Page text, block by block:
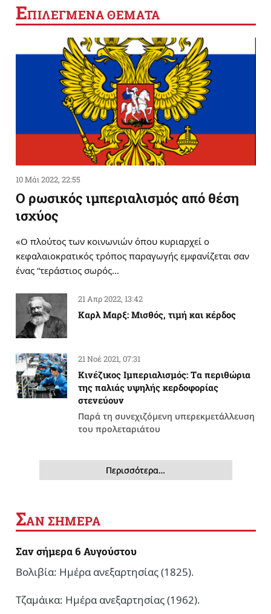
ΕΠΙΛΕΓΜΕΝΑ ΘΕΜΑΤΑ
10 Μάι 2022, 22:55
Ο ρωσικός ιμπεριαλισμός από θέση
ισχύος
«Ο πλούτος των κοινωνιών όπου κυριαρχεί ο
κεφαλαιοκρατικός τρόπος παραγωγής εμφανίζεται σαν
ένας “τεράστιος σωρός…
21 Απρ 2022, 13:42
Καρλ Μαρξ: Μισθός, τιμή και κέρδος
21 Νοέ 2021, 07:31
Κινέζικος Ιμπεριαλισμός: Tα περιθώρια
της παλιάς υψηλής κερδοφορίας
στενεύουν
Παρά τη συνεχιζόμενη υπερεκμετάλλευση
του προλεταριάτου
Περισσότερα…
ΣΑΝ ΣΗΜΕΡΑ
Σαν σήμερα 6 Αυγούστου
Βολιβία: Ημέρα ανεξαρτησίας (1825).
Τζαμάικα: Ημέρα ανεξαρτησίας (1962).